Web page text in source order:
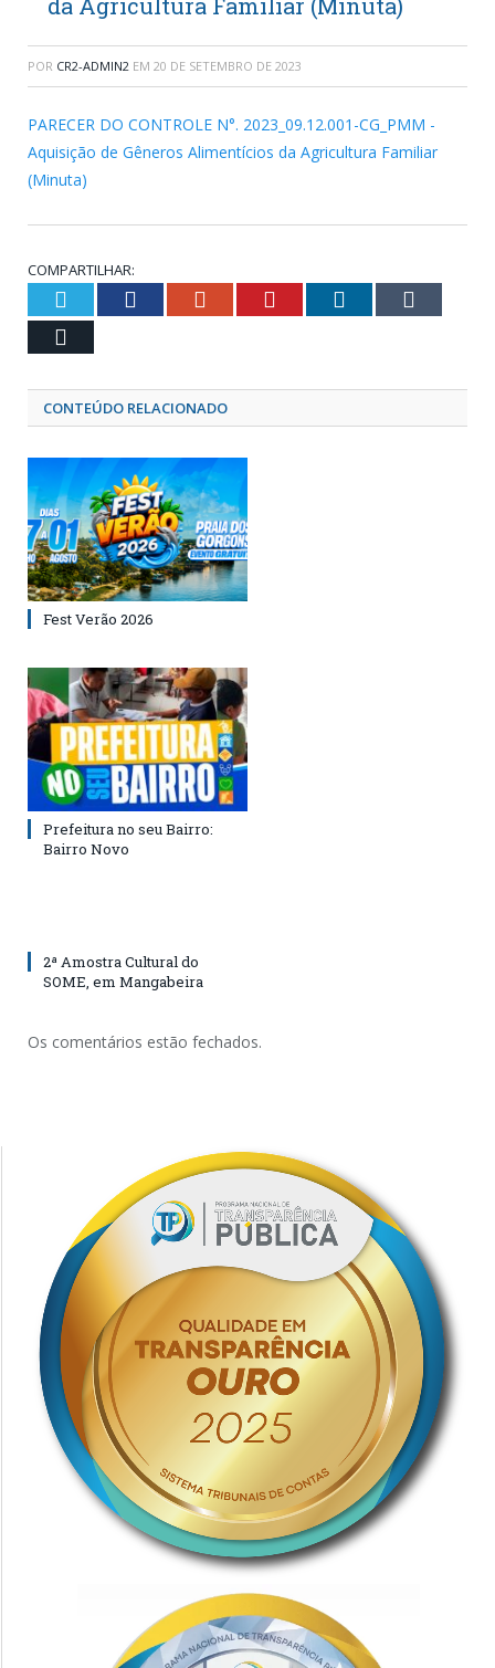
POR CR2-ADMIN2 EM 20 DE SETEMBRO DE 2023
PARECER DO CONTROLE N°. 2023_09.12.001-CG_PMM -
Aquisição de Gêneros Alimentícios da Agricultura Familiar
(Minuta)
COMPARTILHAR:
Twitter Facebook Google+ Pinterest LinkedIn
CONTEÚDO RELACIONADO
Fest Verão 2026
Prefeitura no seu Bairro:
Bairro Novo
2ª Amostra Cultural do
SOME, em Mangabeira
Os comentários estão fechados.